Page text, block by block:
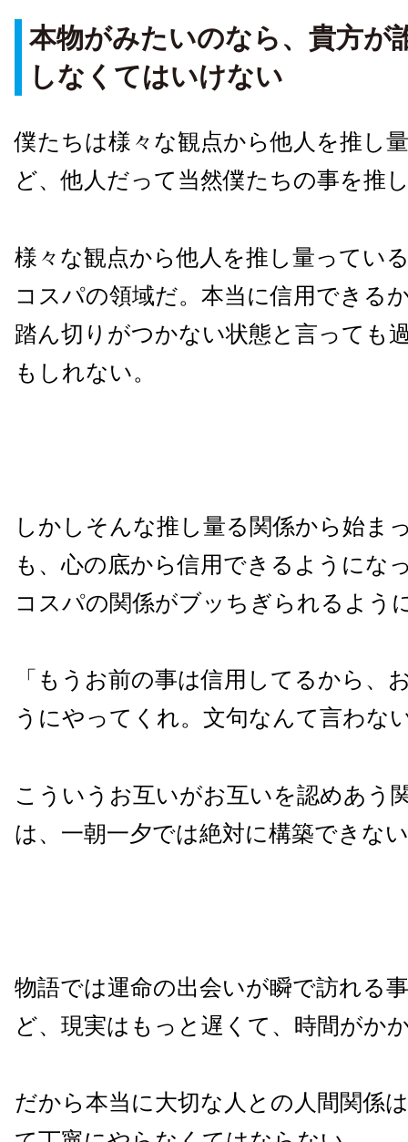
本物がみたいのなら、貴方が
しなくてはいけない
僕たちは様々な観点から他人を推し
ど、他人だって当然僕たちの事を推
様々な観点から他人を推し量ってい
コスパの領域だ。本当に信用できる
踏ん切りがつかない状態と言っても
もしれない。
しかしそんな推し量る関係から始ま
も、心の底から信用できるようにな
コスパの関係がブッちぎられるよう
「もうお前の事は信用してるから、
うにやってくれ。文句なんて言わな
こういうお互いがお互いを認めあう
は、一朝一夕では絶対に構築できな
物語では運命の出会いが瞬で訪れる
ど、現実はもっと遅くて、時間がか
だから本当に大切な人との人間関係